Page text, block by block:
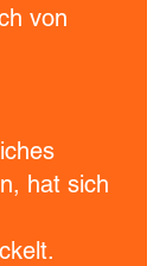
von
hat sich